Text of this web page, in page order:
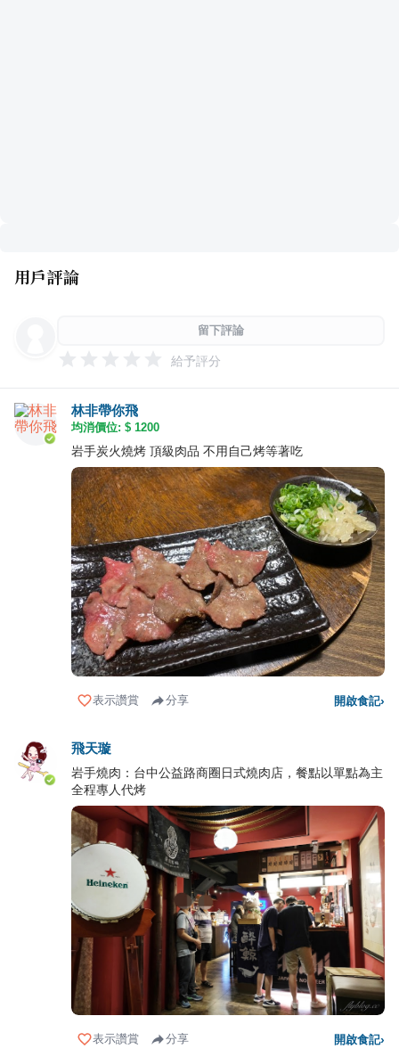
用戶評論
留下評論
給予評分
林非帶你飛
均消價位: $ 1200
岩手炭火燒烤 頂級肉品 不用自己烤等著吃
表示讚賞 分享 開啟食記›
飛天璇
岩手燒肉：台中公益路商圈日式燒肉店，餐點以單點為主
全程專人代烤
表示讚賞 分享 開啟食記›